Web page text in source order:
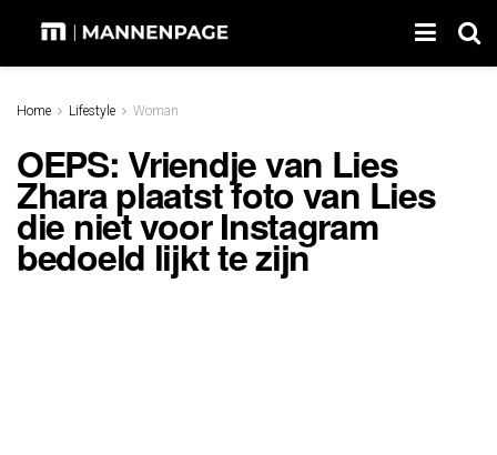
Home Lifestyle Woman
OEPS: Vriendje van Lies
Zhara plaatst foto van Lies
die niet voor Instagram
bedoeld lijkt te zijn